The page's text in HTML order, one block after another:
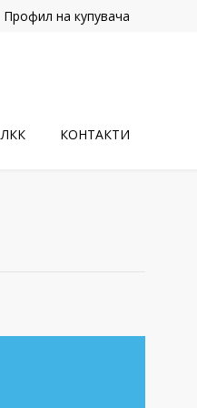
Профил на купувача
ЛКК КОНТАКТИ